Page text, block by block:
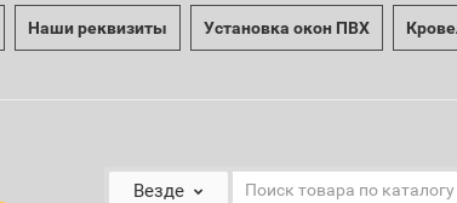
Наши реквизиты Установка окон ПВХ
Везде